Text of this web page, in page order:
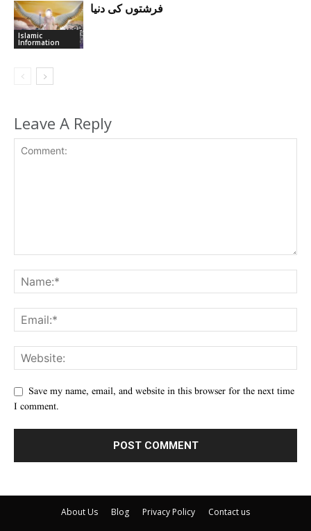
Islamic
Information
فرشتوں کی دنیا
Leave A Reply
Save my name, email, and website in this browser for the next time
I comment.
About Us Blog Privacy Policy Contact us